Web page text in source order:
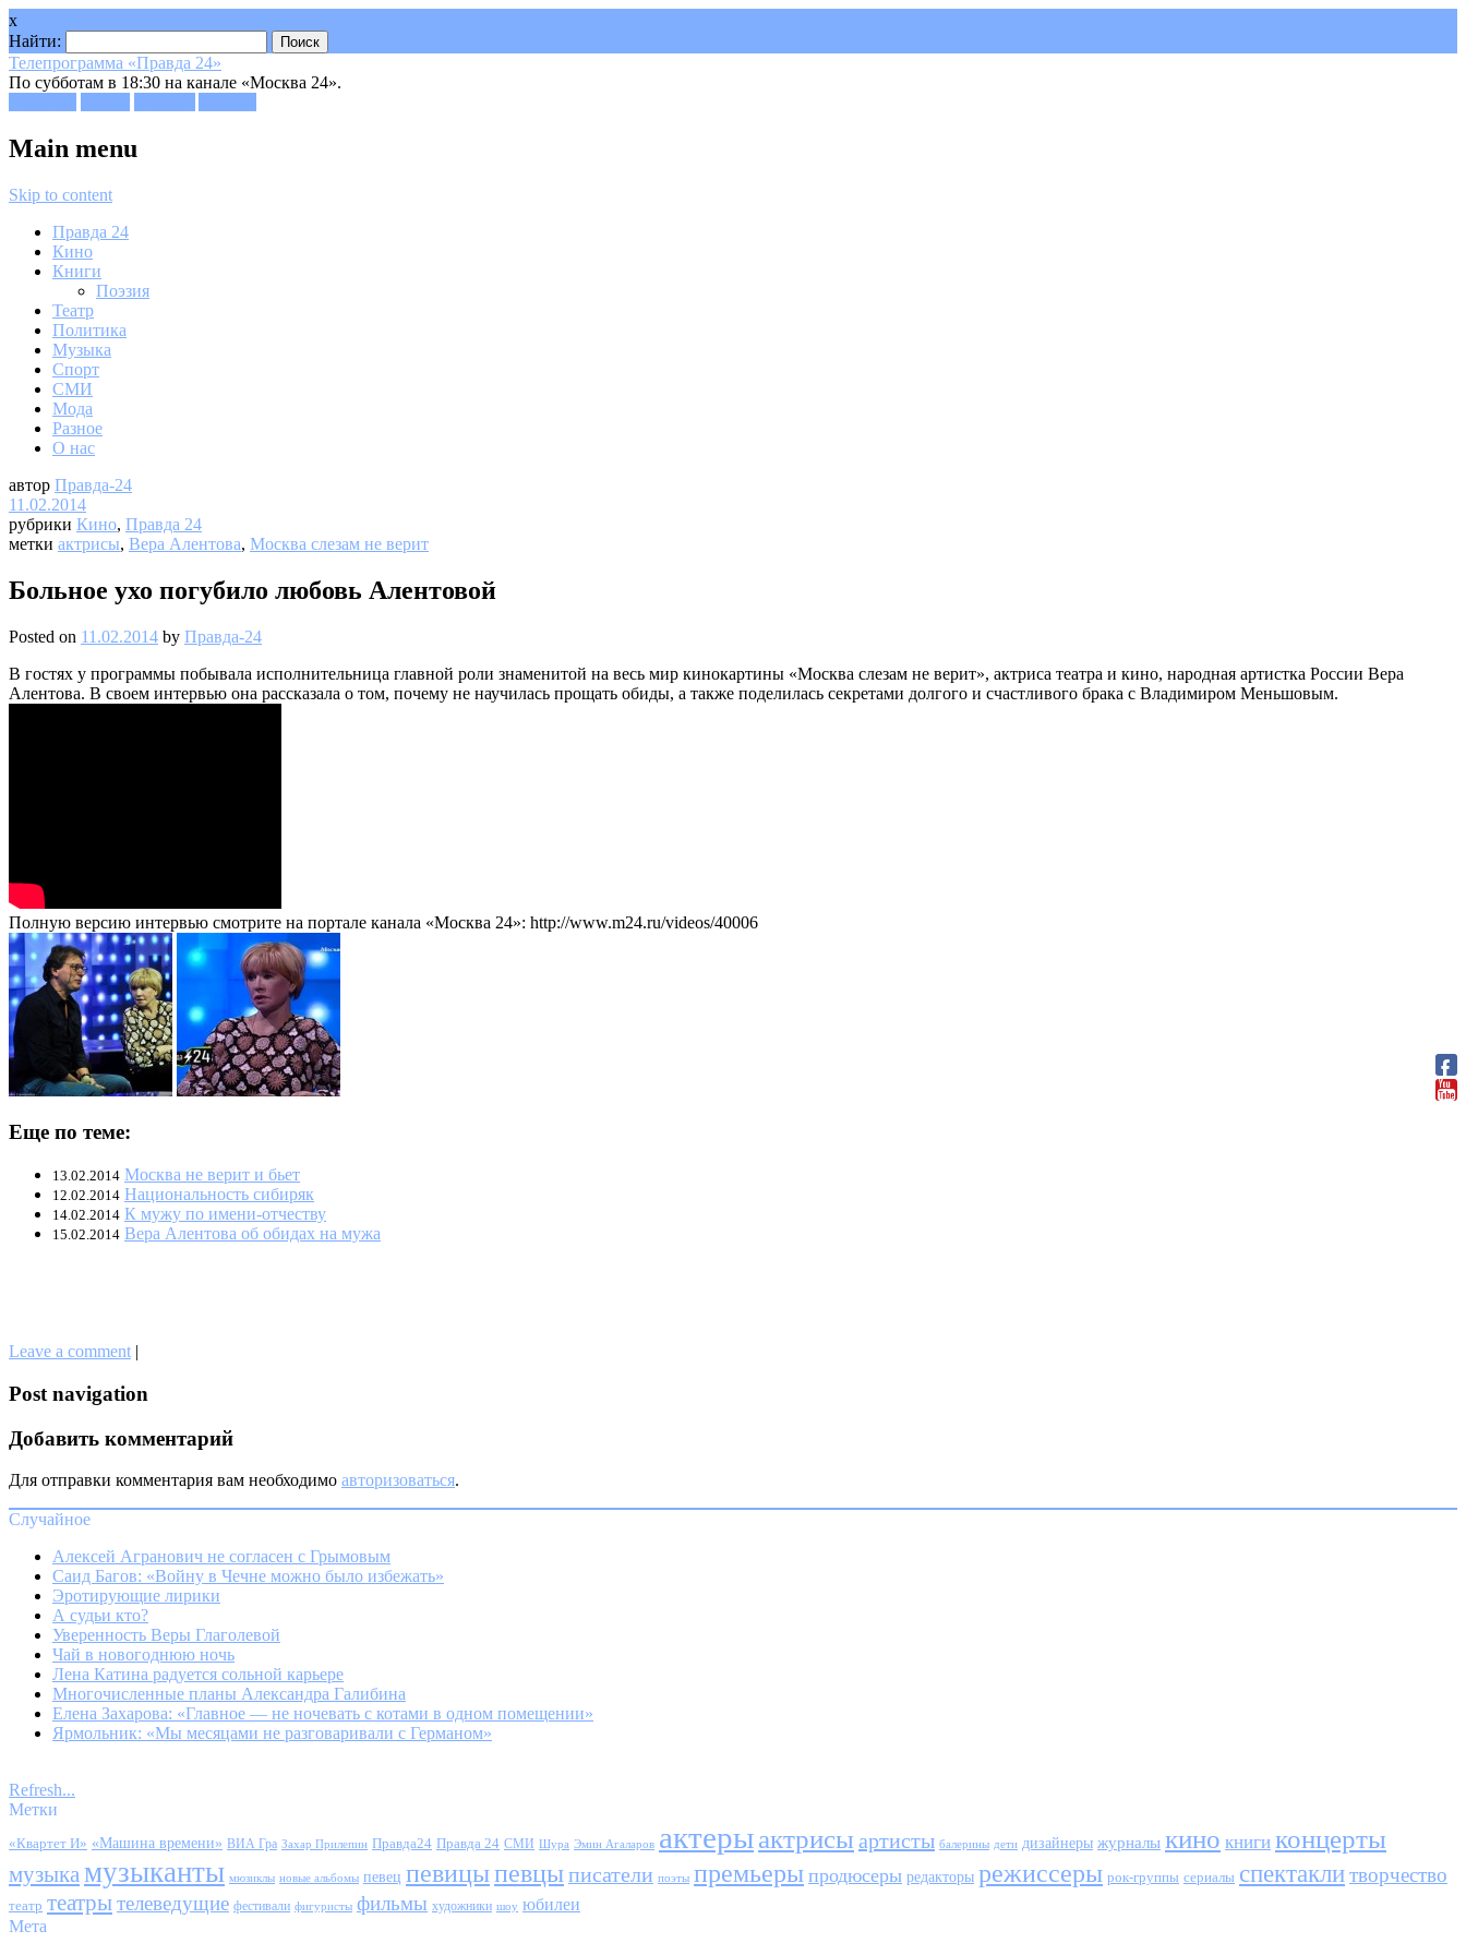
x
Найти:
Телепрограмма «Правда 24»
По субботам в 18:30 на канале «Москва 24».
Main menu
Skip to content
Правда 24
Кино
Книги
Поэзия
Театр
Политика
Музыка
Спорт
СМИ
Мода
Разное
О нас
автор Правда-24
11.02.2014
рубрики Кино, Правда 24
метки актрисы, Вера Алентова, Москва слезам не верит
Больное ухо погубило любовь Алентовой
Posted on 11.02.2014 by Правда-24
В гостях у программы побывала исполнительница главной роли знаменитой на весь мир кинокартины «Москва слезам не верит», актриса театра и кино, народная артистка России Вера
Алентова. В своем интервью она рассказала о том, почему не научилась прощать обиды, а также поделилась секретами долгого и счастливого брака с Владимиром Меньшовым.
Полную версию интервью смотрите на портале канала «Москва 24»: http://www.m24.ru/videos/40006
Еще по теме:
13.02.2014 Москва не верит и бьет
12.02.2014 Национальность сибиряк
14.02.2014 К мужу по имени-отчеству
15.02.2014 Вера Алентова об обидах на мужа
Leave a comment |
Post navigation
Добавить комментарий
Для отправки комментария вам необходимо авторизоваться.
Случайное
Алексей Агранович не согласен с Грымовым
Саид Багов: «Войну в Чечне можно было избежать»
Эротирующие лирики
А судьи кто?
Уверенность Веры Глаголевой
Чай в новогоднюю ночь
Лена Катина радуется сольной карьере
Многочисленные планы Александра Галибина
Елена Захарова: «Главное — не ночевать с котами в одном помещении»
Ярмольник: «Мы месяцами не разговаривали с Германом»
Refresh...
Метки
«Квартет И» «Машина времени» ВИА Гра Захар Прилепин Правда24 Правда 24 СМИ Шура Эмин Агаларов актерыактрисы артисты балерины дети дизайнеры журналы кино книги концерты
музыкамузыканты мюзиклы новые альбомы певец певицыпевцыписатели поэты премьеры продюсеры редакторы режиссеры рок-группы сериалы спектаклитворчество
театр театрытелеведущие фестивали фигуристы фильмы художники шоу юбилеи
Мета